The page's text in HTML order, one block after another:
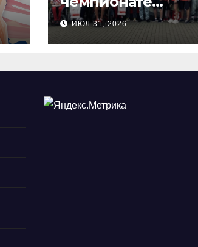
России по
стендовой
стрельбе
ИЮЛ 31, 2026